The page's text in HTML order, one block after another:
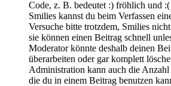
Code, z. B. bedeutet :) fröhlich und
Smilies kannst du beim Verfassen
Versuche bitte trotzdem, Smilies
sie können einen Beitrag schnell
Moderator könnte deshalb deinen
überarbeiten oder gar komplett
Administration kann auch die Anzahl
die du in einem Beitrag benutzen